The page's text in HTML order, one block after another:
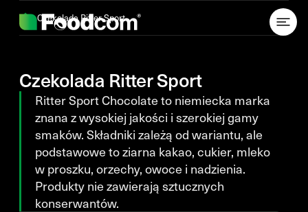
Czekolada Ritter Sport
Czekolada Ritter Sport
Ritter Sport Chocolate to niemiecka marka
znana z wysokiej jakości i szerokiej gamy
smaków. Składniki zależą od wariantu, ale
podstawowe to ziarna kakao, cukier, mleko
w proszku, orzechy, owoce i nadzienia.
Produkty nie zawierają sztucznych
konserwantów.